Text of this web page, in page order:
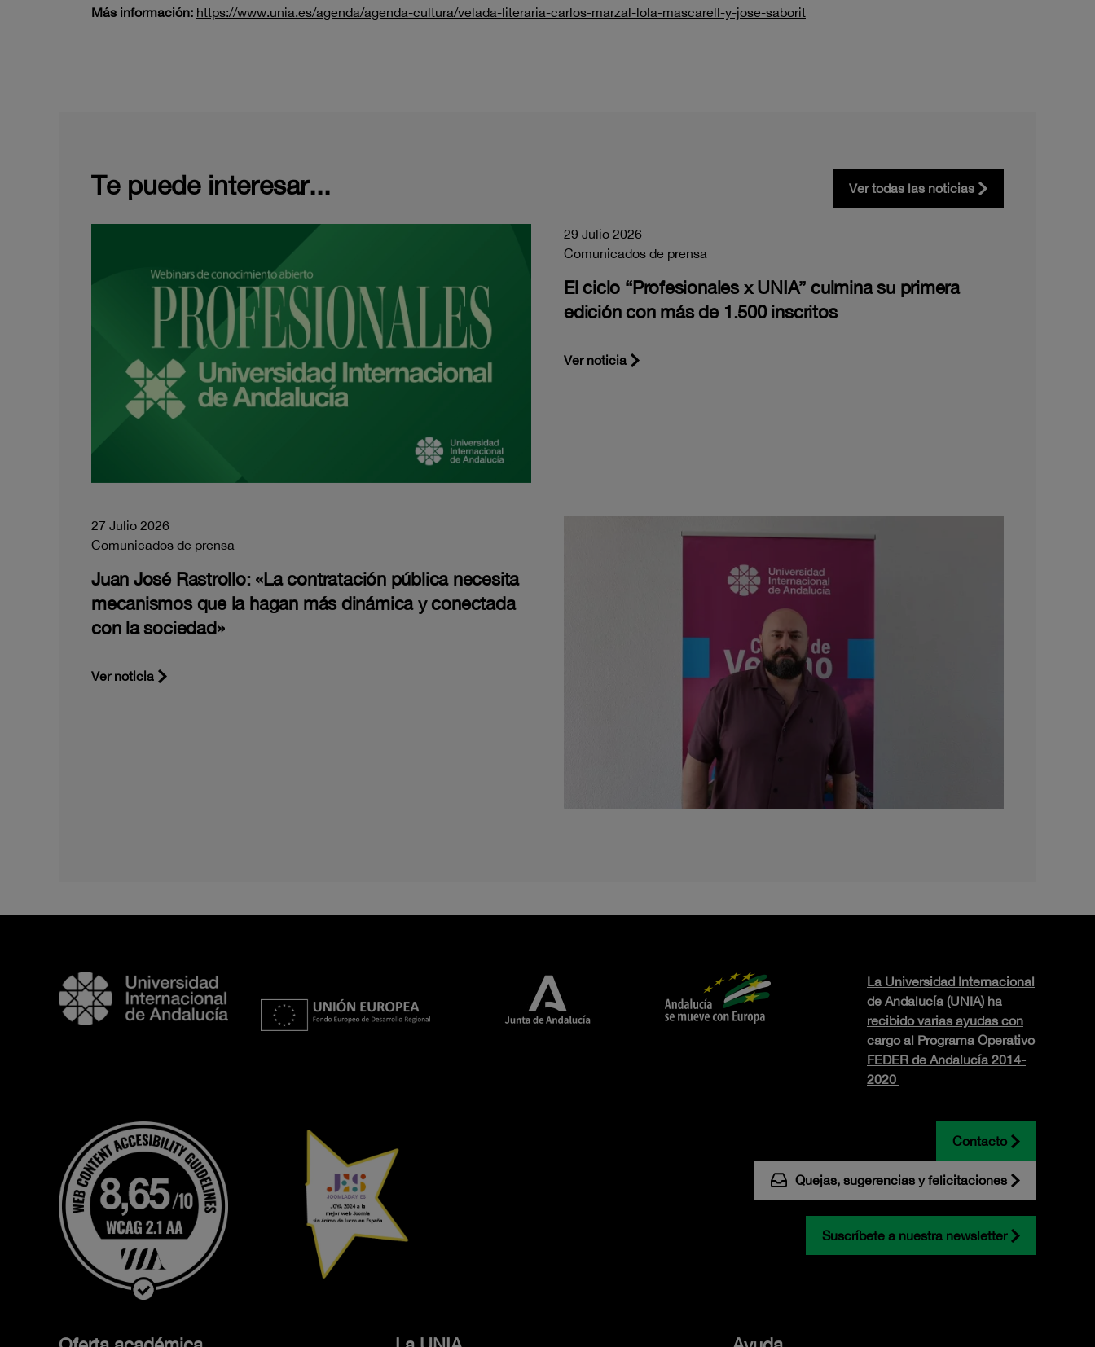
Más información: https://www.unia.es/agenda/agenda-cultura/velada-literaria-carlos-marzal-lola-mascarell-y-jose-saborit
Te puede interesar... Ver todas las noticias
29 Julio 2026
Comunicados de prensa
El ciclo “Profesionales x UNIA” culmina su primera
edición con más de 1.500 inscritos
Ver noticia
27 Julio 2026
Comunicados de prensa
Juan José Rastrollo: «La contratación pública necesita
mecanismos que la hagan más dinámica y conectada
con la sociedad»
Ver noticia
La Universidad Internacional
de Andalucía (UNIA) ha
recibido varias ayudas con
cargo al Programa Operativo
FEDER de Andalucía 2014-
2020
Contacto
Quejas, sugerencias y felicitaciones
Suscríbete a nuestra newsletter